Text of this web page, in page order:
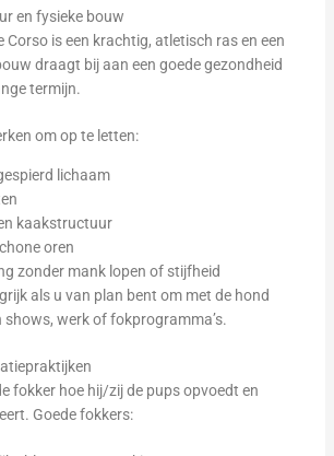
en fysieke bouw
Corso is een krachtig, atletisch ras en een
draagt bij aan een goede gezondheid
termijn.
om op te letten:
lichaam
kaakstructuur
oren
zonder mank lopen of stijfheid
als u van plan bent om met de hond
shows, werk of fokprogramma’s.
fokker hoe hij/zij de pups opvoedt en
Goede fokkers: